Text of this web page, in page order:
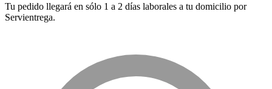
Tu pedido llegará en sólo 1 a 2 días laborales a tu domicilio por
Servientrega.